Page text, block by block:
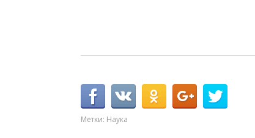
Метки: Наука